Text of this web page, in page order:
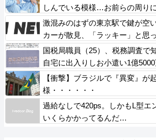
しんでいる模様…お前らの周り
激混みのはずの東京駅で鍵が空
カーが散見、「ラッキー」と思
ると……
国税局職員（25）、税務調査で
自宅に出入りしお小遣い1億
【衝撃】ブラジルで『異変』が
様・・・・・・
過給なしで420ps。しかもL型
いくらかかってるんだ…